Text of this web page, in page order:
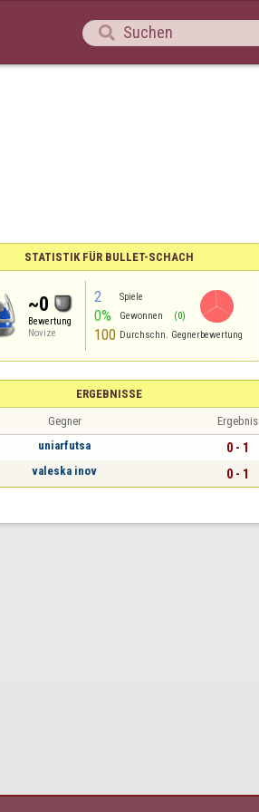

STATISTIK FÜR BULLET-SCHACH
~0
Bewertung
Novize
2 Spiele
0% Gewonnen (0)
100 Durchschn. Gegnerbewertung
ERGEBNISSE
Gegner Ergebnis
uniarfutsa 0 - 1
valeska inov 0 - 1